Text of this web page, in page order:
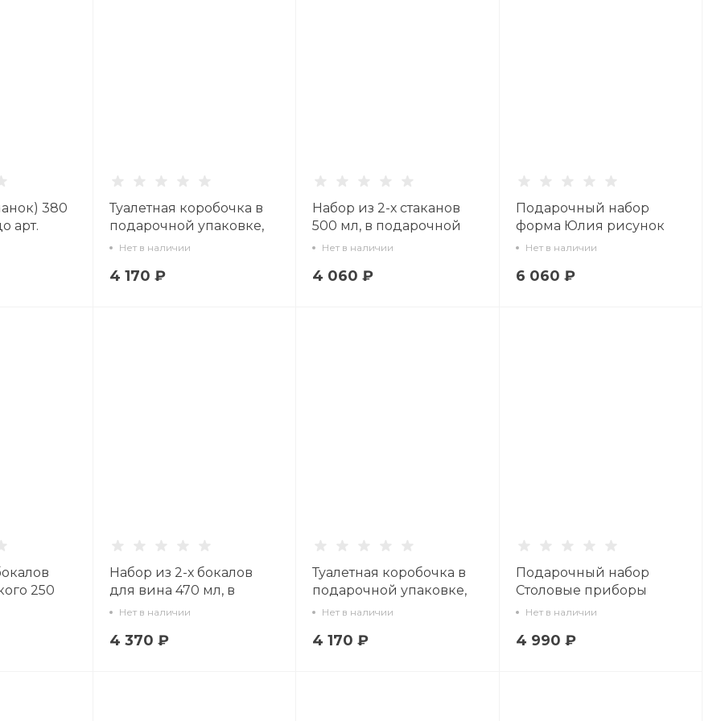
380
арт.
Туалетная коробочка в
подарочной упаковке,
форма Круглая, рисунок
ароматный, арт
Нет в наличии
4 170 ₽
Набор из 2-х стаканов
500 мл, в подарочной
упаковке, рисунок
Нет в наличии
4 060 ₽
Подарочный набор
форма Юлия рисунок
Сысоев. Волшебный сад
Нет в наличии
6 060 ₽
250
Набор из 2-х бокалов
для вина 470 мл, в
подарочной упаковке,
14.11461.07
Нет в наличии
4 370 ₽
Туалетная коробочка в
подарочной упаковке,
форма Круглая, рисунок
81.34282.00.1
Нет в наличии
4 170 ₽
Подарочный набор
Столовые приборы
Дружная семейка, арт
Нет в наличии
4 990 ₽